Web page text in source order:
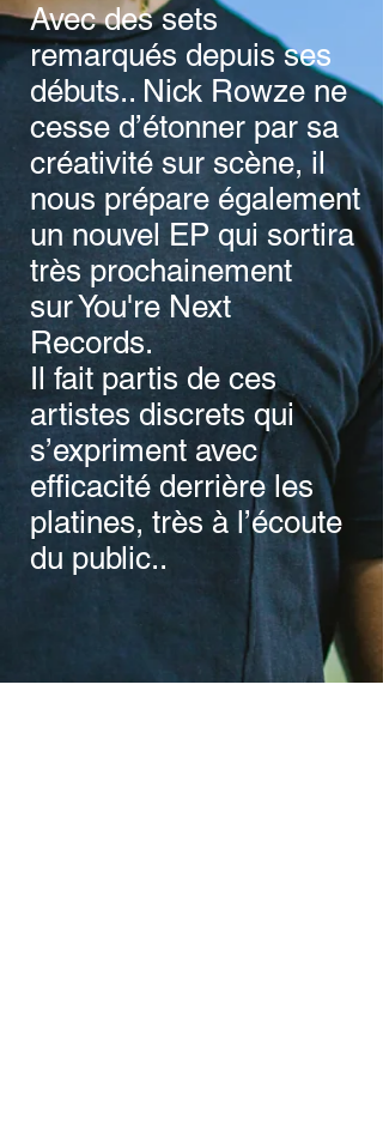
Avec des sets
remarqués depuis ses
débuts.. Nick Rowze ne
cesse d’étonner par sa
créativité sur scène, il
nous prépare également
un nouvel EP qui sortira
très prochainement
surYou're Next
Records.
Il fait partis de ces
artistes discrets qui
s’expriment avec
efficacité derrière les
platines, très à l’écoute
du public..